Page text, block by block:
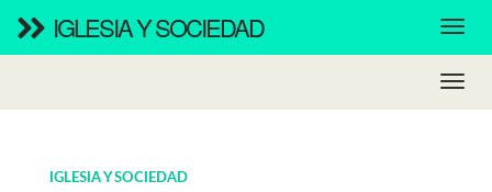
IGLESIA Y SOCIEDAD
IGLESIA Y SOCIEDAD